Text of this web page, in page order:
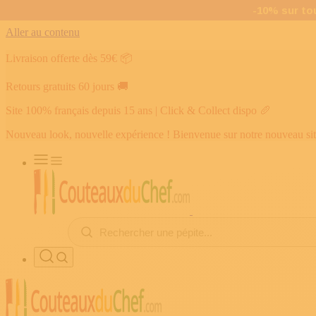
Aller au contenu
Livraison offerte dès 59€ 📦
Retours gratuits 60 jours 🚚
Site 100% français depuis 15 ans | Click & Collect dispo 🥖
Nouveau look, nouvelle expérience ! Bienvenue sur notre nouveau